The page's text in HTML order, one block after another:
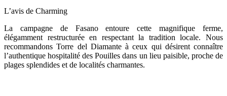
L’avis de Charming
La campagne de Fasano entoure cette magnifique ferme,
élégamment restructurée en respectant la tradition locale. Nous
recommandons Torre del Diamante à ceux qui désirent connaître
l’authentique hospitalité des Pouilles dans un lieu paisible, proche de
plages splendides et de localités charmantes.